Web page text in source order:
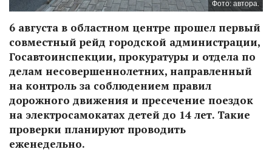
Фото: автора.
6 августа в областном центре прошел первый
совместный рейд городской администрации,
Госавтоинспекции, прокуратуры и отдела по
делам несовершеннолетних, направленный
на контроль за соблюдением правил
дорожного движения и пресечение поездок
на электросамокатах детей до 14 лет. Такие
проверки планируют проводить
еженедельно.